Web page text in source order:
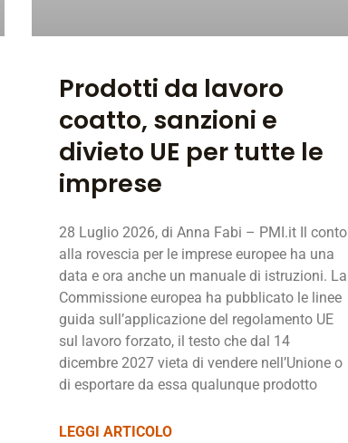
Prodotti da lavoro
coatto, sanzioni e
divieto UE per tutte le
imprese
28 Luglio 2026, di Anna Fabi – PMI.it Il conto
alla rovescia per le imprese europee ha una
data e ora anche un manuale di istruzioni. La
Commissione europea ha pubblicato le linee
guida sull’applicazione del regolamento UE
sul lavoro forzato, il testo che dal 14
dicembre 2027 vieta di vendere nell’Unione o
di esportare da essa qualunque prodotto
LEGGI ARTICOLO